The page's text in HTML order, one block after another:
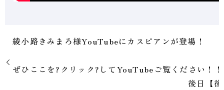
綾小路きみまろ様YouTubeにカスピアン
ぜひここを?クリック?してYouTubeご覧ください
後日【後編】も公開予定